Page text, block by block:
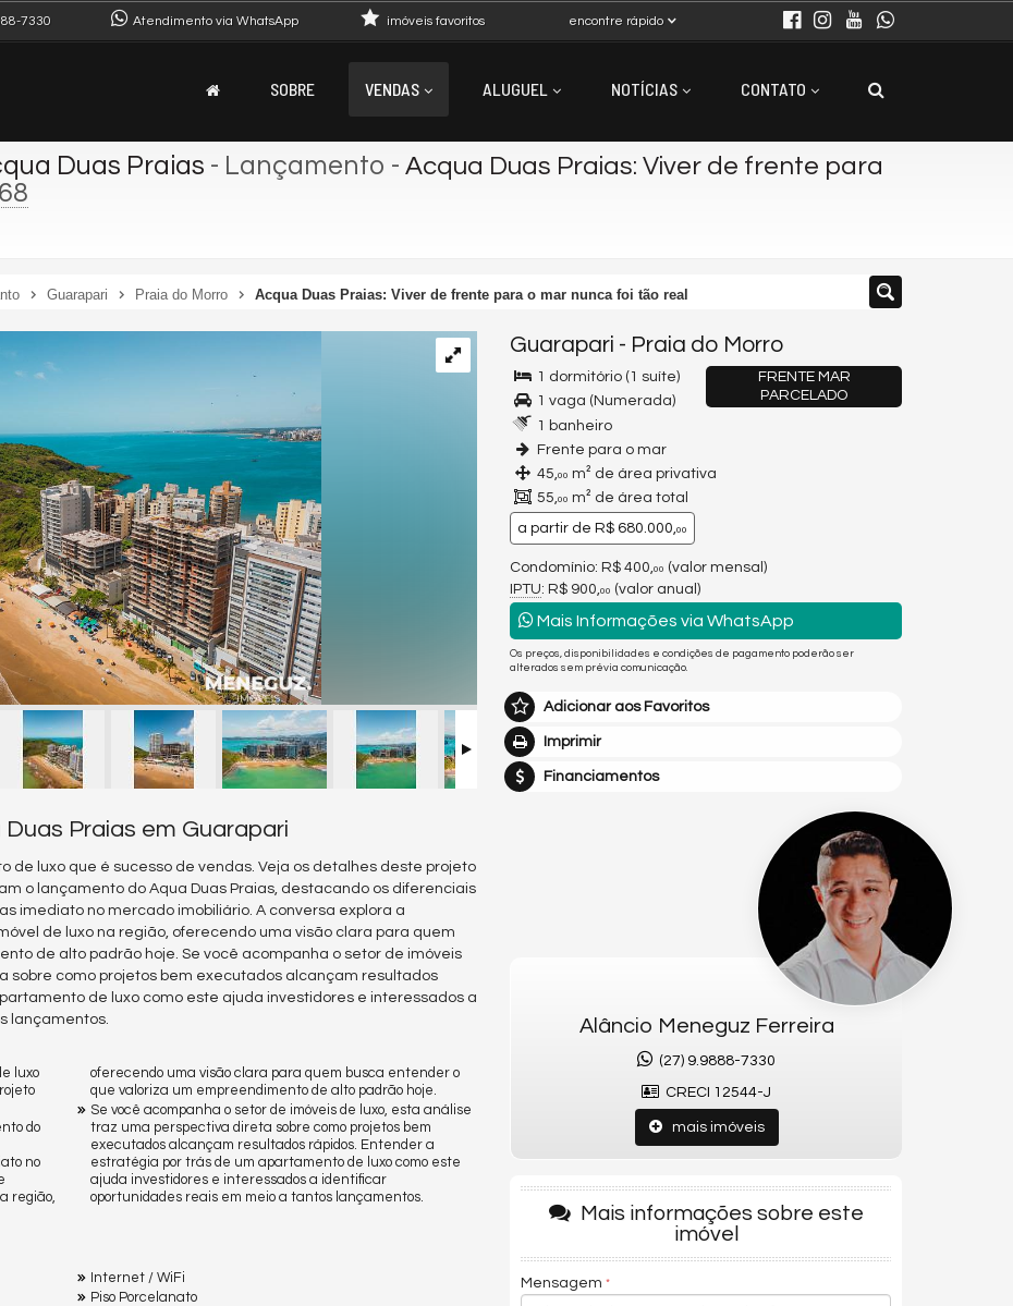
7330 Atendimento via WhatsApp encontre rápido
imóveis favoritos
SOBRE VENDAS ALUGUEL NOTÍCIAS CONTATO
Duas Praias - Lançamento - Acqua Duas Praias: Viver de frente para
Guarapari Praia do Morro Acqua Duas Praias: Viver de frente para o mar nunca foi tão real
Praias em Guarapari
de luxo que é sucesso de vendas. Veja os detalhes deste projeto
o lançamento do Aqua Duas Praias, destacando os diferenciais
imediato no mercado imobiliário. A conversa explora a
de luxo na região, oferecendo uma visão clara para quem
de alto padrão hoje. Se você acompanha o setor de imóveis
sobre como projetos bem executados alcançam resultados
de luxo como este ajuda investidores e interessados a
lançamentos.
luxo
do
no
região,
oferecendo uma visão clara para quem busca entender o
que valoriza um empreendimento de alto padrão hoje.
Se você acompanha o setor de imóveis de luxo, esta análise
traz uma perspectiva direta sobre como projetos bem
executados alcançam resultados rápidos. Entender a
estratégia por trás de um apartamento de luxo como este
ajuda investidores e interessados a identificar
oportunidades reais em meio a tantos lançamentos.
Internet / WiFi
Piso Porcelanato
Guarapari - Praia do Morro
FRENTE MAR
PARCELADO
1 dormitório (1 suíte)
1 vaga (Numerada)
1 banheiro
Frente para o mar
45,00 m² de área privativa
55,00 m² de área total
a partir de R$ 680.000,00
Condomínio: R$ 400, 00 (valor mensal)
IPTU: R$ 900, 00 (valor anual)
Mais Informações via WhatsApp
Os preços, disponibilidades e condições de pagamento poderão ser
alterados sem prévia comunicação.
Adicionar aos Favoritos
Imprimir
Financiamentos
Alâncio Meneguz Ferreira
(27) 9.9888-7330
CRECI 12544-J
mais imóveis
Mais informações sobre este
imóvel
Mensagem